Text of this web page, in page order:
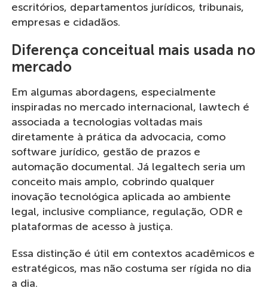
escritórios, departamentos jurídicos, tribunais,
empresas e cidadãos.
Diferença conceitual mais usada no
mercado
Em algumas abordagens, especialmente
inspiradas no mercado internacional, lawtech é
associada a tecnologias voltadas mais
diretamente à prática da advocacia, como
software jurídico, gestão de prazos e
automação documental. Já legaltech seria um
conceito mais amplo, cobrindo qualquer
inovação tecnológica aplicada ao ambiente
legal, inclusive compliance, regulação, ODR e
plataformas de acesso à justiça.
Essa distinção é útil em contextos acadêmicos e
estratégicos, mas não costuma ser rígida no dia
a dia.